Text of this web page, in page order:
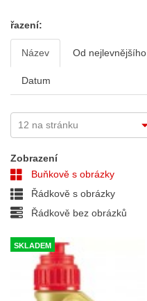
řazení:
Název Od nejlevnějšího
Datum
Zobrazení
Buňkově s obrázky
Řádkově s obrázky
Řádkově bez obrázků
SKLADEM